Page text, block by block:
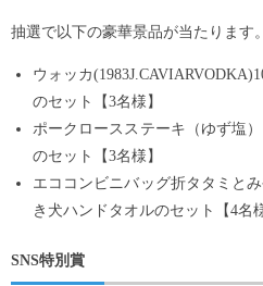
抽選で以下の豪華景品が当たります。
ウォッカ
のセット【3名様】
ポークロースステーキ（ゆず塩
のセット【3名様】
エココンビニバッグ折タタミと
き犬ハンドタオルのセット【4名
SNS特別賞